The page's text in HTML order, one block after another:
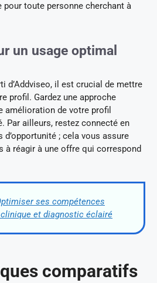
toute personne cherchant à
un usage optimal
d’Addviseo, il est crucial de mettre
profil. Gardez une approche
amélioration de votre profil
Par ailleurs, restez connecté en
; cela vous assure
à réagir à une offre qui correspond
ses compétences
et diagnostic éclairé
comparatifs